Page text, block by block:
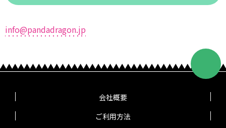
info@pandadragon.jp
会社概要
ご利用方法